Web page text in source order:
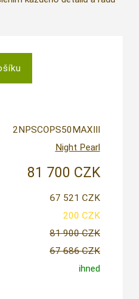
2NPSCOPS50MAXIII
Night Pearl
81 700 CZK
67 521 CZK
200 CZK
81 900 CZK
67 686 CZK
ihned